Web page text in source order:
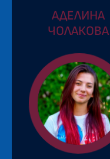
АДЕЛИНА
ЧОЛАКОВА